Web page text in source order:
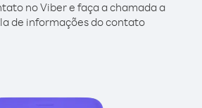
no Viber e faça a chamada a
de informações do contato